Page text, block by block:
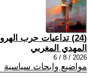
(24) تداعيات حرب الهروب!!
المهدي المغربي
2026 / 8 / 6
مواضيع وابحاث سياسية